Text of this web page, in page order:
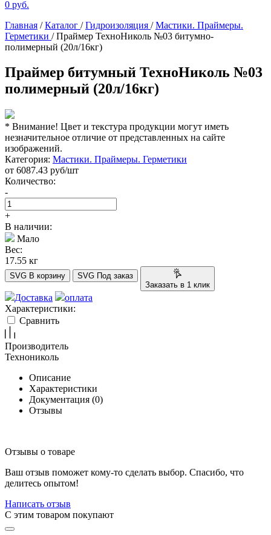
0 руб.
Главная / Каталог / Гидроизоляция / Мастики. Праймеры.
Герметики / Праймер ТехноНиколь №03 битумно-
полимерный (20л/16кг)
Праймер битумный ТехноНиколь №03
полимерный (20л/16кг)
* Внимание! Цвет и текстура продукции могут иметь
незначительное отличие от представленных на сайте
изображений.
Категория: Мастики. Праймеры. Герметики
от 6087.43 руб/шт
Количество:
-
+
В наличии:
Мало
Вес:
17.55 кг
SVG В корзину SVG Под заказ
Заказать в 1 клик
Доставка
оплата
Характеристики:
Сравнить
Производитель
Технониколь
Описание
Характеристики
Документация (0)
Отзывы
Отзывы о товаре
Ваш отзыв поможет кому-то сделать выбор. Спасибо, что
делитесь опытом!
Написать отзыв
C этим товаром покупают